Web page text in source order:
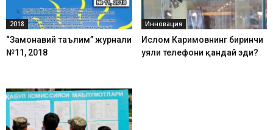
2018
“Замонавий таълим” журнали
№11, 2018
Инновация
Ислом Каримовнинг биринчи
уяли телефони қандай эди?